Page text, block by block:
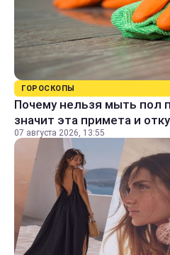
ГОРОСКОПЫ
Почему нельзя мыть пол
значит эта примета и
07 августа 2026, 13:55